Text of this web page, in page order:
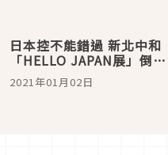
日本控不能錯過 新北中和
「HELLO JAPAN展」倒數
神複製機場登機門直達日
本祭典 上千項日本必買商
2021年01月02日